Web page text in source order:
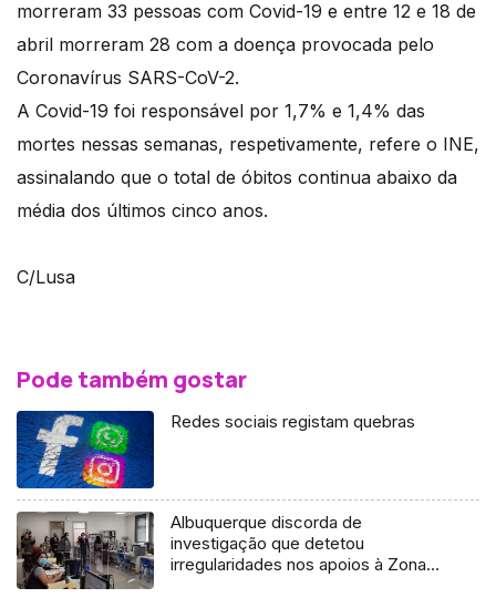
morreram 33 pessoas com Covid-19 e entre 12 e 18 de
abril morreram 28 com a doença provocada pelo
Coronavírus SARS-CoV-2.
A Covid-19 foi responsável por 1,7% e 1,4% das
mortes nessas semanas, respetivamente, refere o INE,
assinalando que o total de óbitos continua abaixo da
média dos últimos cinco anos.
C/Lusa
Pode também gostar
Redes sociais registam quebras
Albuquerque discorda de
investigação que detetou
irregularidades nos apoios à Zona